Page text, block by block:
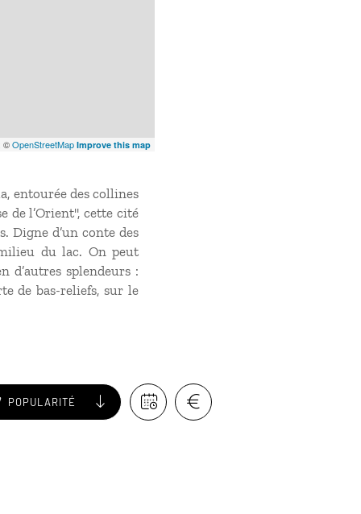
©OpenStreetMap Improve this map
entourée des collines
de l’Orient", cette cité
Digne d’un conte des
du lac. On peut
d’autres splendeurs :
de bas-reliefs, sur le
POPULARITÉ